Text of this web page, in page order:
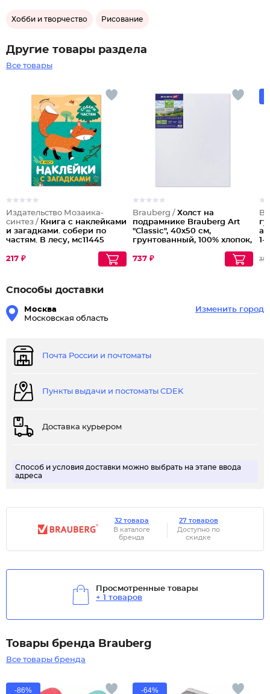
Хобби и творчество Рисование
Другие товары раздела
Все товары
Издательство Мозаика-
синтез / Книга с наклейками
и загадками. собери по
частям. В лесу, мс11445
217 ₽
Brauberg / Холст на
подрамнике Brauberg Art
"Classic", 40х50 см,
грунтованный, 100% хлопок,
737 ₽
1-
352
Способы доставки
Москва
Московская область
Изменить город
Почта России и почтоматы
Пункты выдачи и постоматы CDEK
Доставка курьером
Способ и условия доставки можно выбрать на этапе ввода
адреса
32 товара
В каталоге
бренда
27 товаров
Доступно по
скидке
Просмотренные товары
+ 1 товаров
Товары бренда Brauberg
Все товары бренда
-86% -64%